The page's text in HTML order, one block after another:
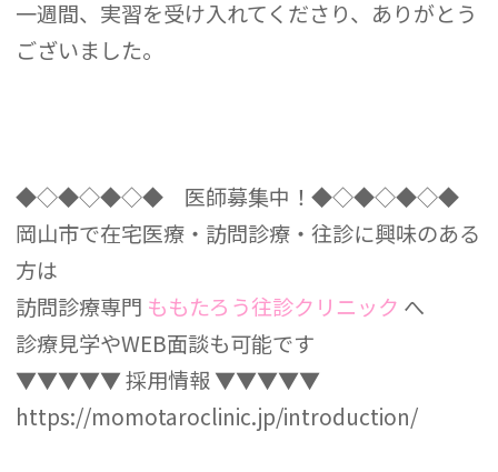
一週間、実習を受け入れてくださり、ありがとう
ございました。
◆◇◆◇◆◇◆ 医師募集中！◆◇◆◇◆◇◆
岡山市で在宅医療・訪問診療・往診に興味のある
方は
訪問診療専門 ももたろう往診クリニック へ
診療見学やWEB面談も可能です
▼▼▼▼▼ 採用情報 ▼▼▼▼▼
https://momotaroclinic.jp/introduction/